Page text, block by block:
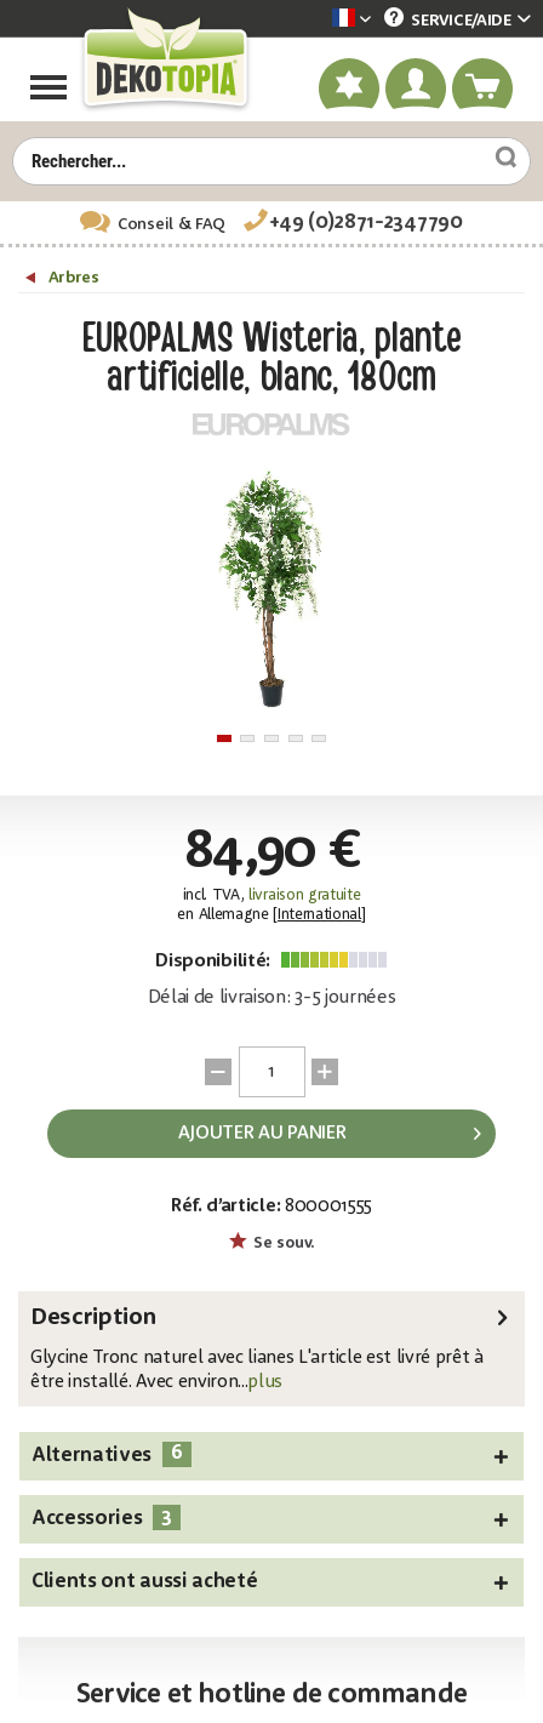
Dekotopia französisch
SERVICE/AIDE
Conseil& FAQ +49 (0)2871-2347790
Arbres
EUROPALMS Wisteria, plante
artificielle, blanc, 180cm
84,90 €
incl. TVA,livraison gratuite
en Allemagne [
International]
Disponibilité:
Délai de livraison: 3-5 journées
AJOUTER AU PANIER
Réf. d’article: 800001555
Se souv.
Description
Glycine Tronc naturel avec lianes L'article est livré prêt à
être installé. Avec environ...plus
Alternatives 6
Accessories 3
Clients ont aussi acheté
Service et hotline de commande